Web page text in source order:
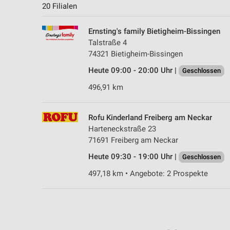
20 Filialen
Ernsting's family Bietigheim-Bissingen
Talstraße 4
74321 Bietigheim-Bissingen
Heute 09:00 - 20:00 Uhr |
Geschlossen
496,91 km
Rofu Kinderland Freiberg am Neckar
Harteneckstraße 23
71691 Freiberg am Neckar
Heute 09:30 - 19:00 Uhr |
Geschlossen
497,18 km • Angebote: 2 Prospekte